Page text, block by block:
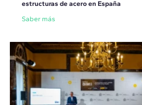
estructuras de acero en España
Saber más